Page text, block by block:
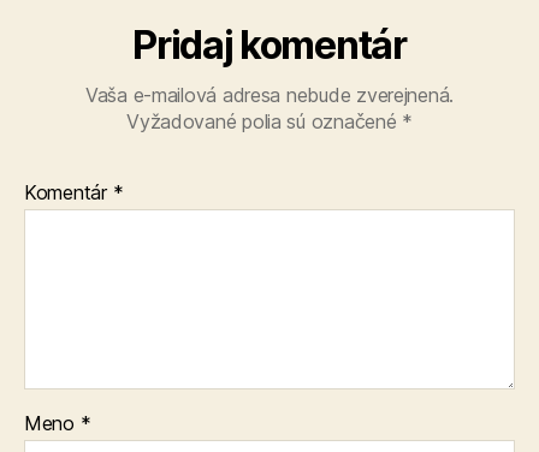
Pridaj komentár
Vaša e-mailová adresa nebude zverejnená.
Vyžadované polia sú označené *
Komentár *
Meno *